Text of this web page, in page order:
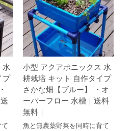
水
プ
小型 アクアポニックス 水
耕栽培 キット 自作タイプ
さかな畑【ブルー】 ・オ
ーバーフロー 水槽｜送料
無料｜
魚と無農薬野菜を同時に育て